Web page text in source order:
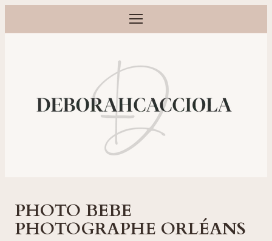
Ouvrir le menu
Photographe grossesse, naissance, bébé et famille à Orléans
PHOTO BEBE
PHOTOGRAPHE ORLÉANS